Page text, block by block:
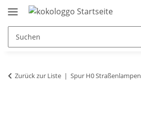
Zurück zur Liste Spur H0 Straßenlampen